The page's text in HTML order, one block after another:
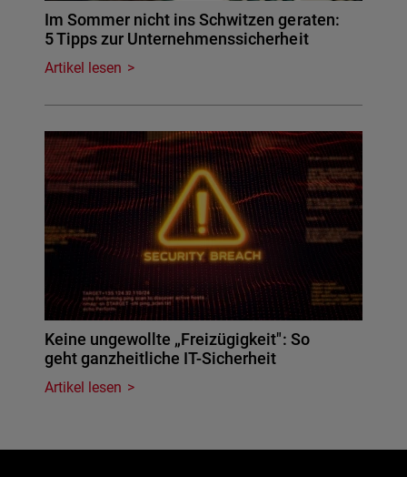
Im Sommer nicht ins Schwitzen geraten:
5 Tipps zur Unternehmenssicherheit
Artikel lesen
Keine ungewollte „Freizügigkeit": So
geht ganzheitliche IT-Sicherheit
Artikel lesen